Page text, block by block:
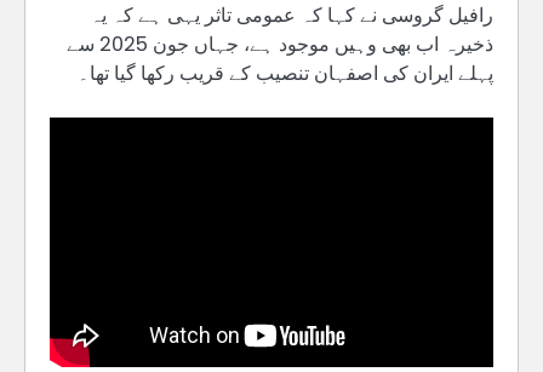
رافیل گروسی نے کہا کہ عمومی تاثر یہی ہے کہ یہ
ذخیرہ اب بھی وہیں موجود ہے، جہاں جون 2025 سے
پہلے ایران کی اصفہان تنصیب کے قریب رکھا گیا تھا۔